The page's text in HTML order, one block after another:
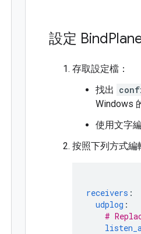
設定 Bind
存取設定檔：
找出
Windows
使用文字
按照下列方式編
receivers :
udplog :
#